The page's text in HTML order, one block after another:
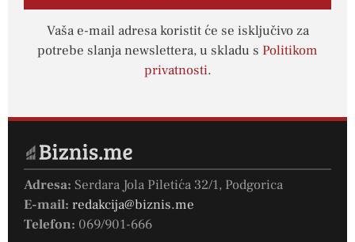
Vaša e-mail adresa koristit će se isključivo za
potrebe slanja newslettera, u skladu s Politikom
privatnosti.
Adresa: Serdara Jola Piletića 32/1, Podgorica
E-mail: redakcija@biznis.me
Telefon: 069/901-666